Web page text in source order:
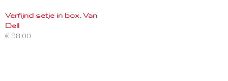
Verfijnd setje in box, Van
Dell
€ 98,00